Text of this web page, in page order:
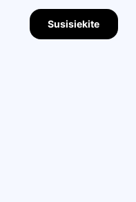
Susisiekite